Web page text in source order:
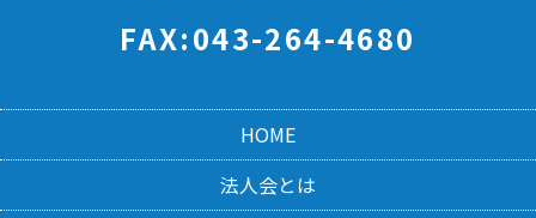
FAX:043-264-4680
HOME
法人会とは